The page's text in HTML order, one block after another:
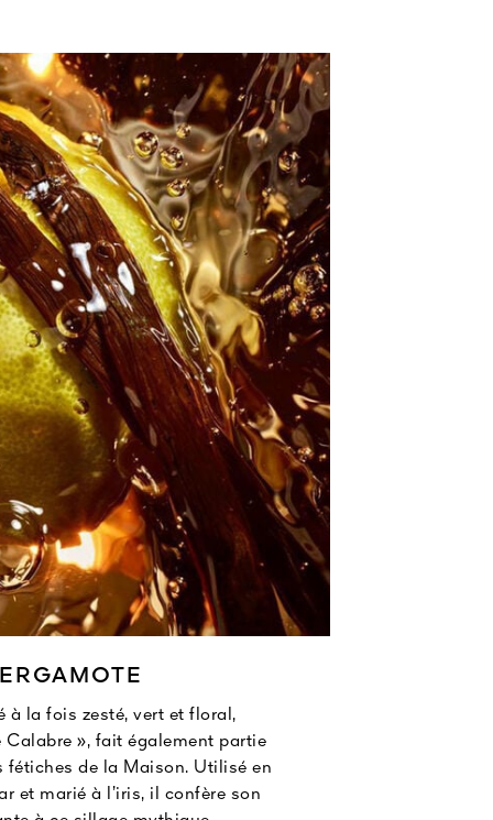
à la fois zesté, vert et floral,
Calabre », fait également partie
fétiches de la Maison. Utilisé en
et marié à l’iris, il confère son